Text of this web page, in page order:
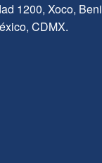
1200, Xoco,
CDMX.